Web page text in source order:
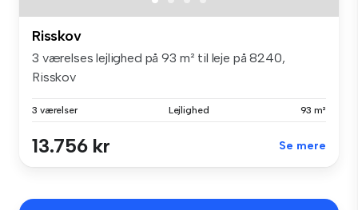
Risskov
3 værelses lejlighed på 93 m² til leje på 8240,
Risskov
3 værelser Lejlighed 93 m²
13.756 kr Se mere